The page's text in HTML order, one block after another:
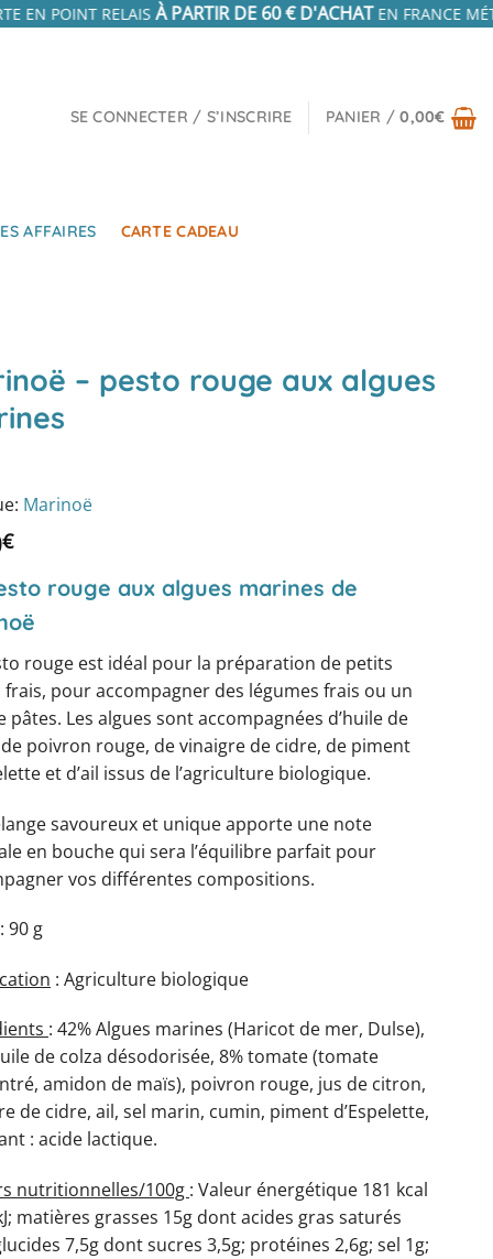
EN POINT RELAISÀ PARTIR DE 60 € D'ACHATEN FRANCE
SE CONNECTER / S’INSCRIRE PANIER /0,00€
AFFAIRES CARTE CADEAU
– pesto rouge aux algues
Marinoë
€
rouge aux algues marines de
rouge est idéal pour la préparation de petits
pour accompagner des légumes frais ou un
pâtes. Les algues sont accompagnées d’huile de
poivron rouge, de vinaigre de cidre, de piment
et d’ail issus de l’agriculture biologique.
savoureux et unique apporte une note
en bouche qui sera l’équilibre parfait pour
vos différentes compositions.
90 g
: Agriculture biologique
: 42% Algues marines (Haricot de mer, Dulse),
de colza désodorisée, 8% tomate (tomate
amidon de maïs), poivron rouge, jus de citron,
de cidre, ail, sel marin, cumin, piment d’Espelette,
: acide lactique.
nutritionnelles/100g : Valeur énergétique 181 kcal
matières grasses 15g dont acides gras saturés
7,5g dont sucres 3,5g; protéines 2,6g; sel 1g;